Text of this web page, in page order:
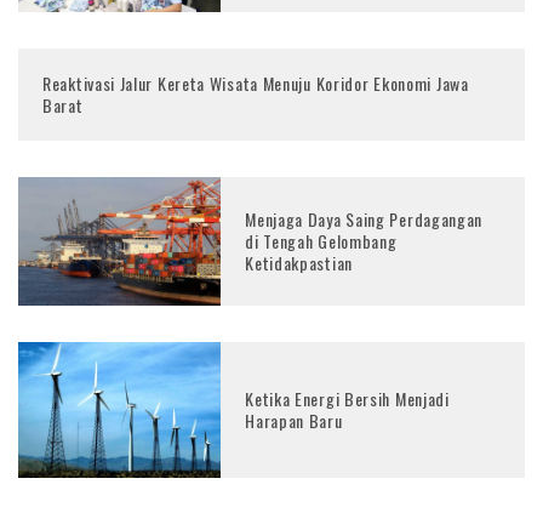
Reaktivasi Jalur Kereta Wisata Menuju Koridor Ekonomi Jawa
Barat
Menjaga Daya Saing Perdagangan
di Tengah Gelombang
Ketidakpastian
Ketika Energi Bersih Menjadi
Harapan Baru